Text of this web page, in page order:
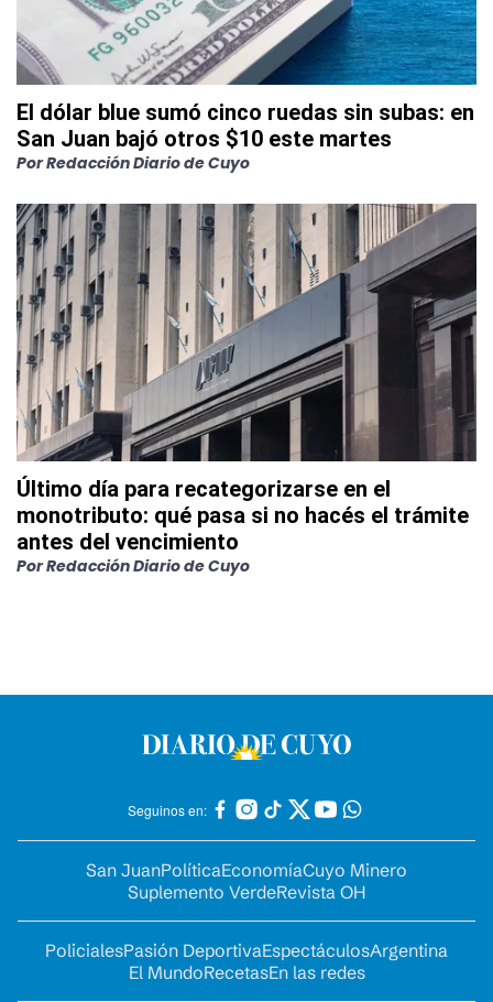
El dólar blue sumó cinco ruedas sin subas: en
San Juan bajó otros $10 este martes
PorRedacción Diario de Cuyo
Último día para recategorizarse en el
monotributo: qué pasa si no hacés el trámite
antes del vencimiento
PorRedacción Diario de Cuyo
Seguinos en:
San JuanPolíticaEconomíaCuyo Minero
Suplemento VerdeRevista OH
PolicialesPasión DeportivaEspectáculosArgentina
El MundoRecetasEn las redes